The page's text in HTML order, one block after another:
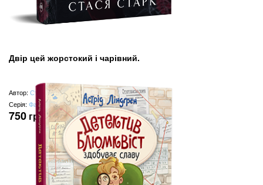
Двір цей жорстокий і чарівний.
Автор:Стася Старк
Серія:Фантастичні світи
750 грн